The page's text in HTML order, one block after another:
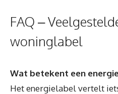
FAQ –
woninglabel
Wat betekent een
Het energielabel vertelt